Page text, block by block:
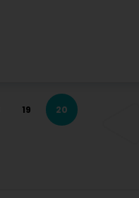
19 20